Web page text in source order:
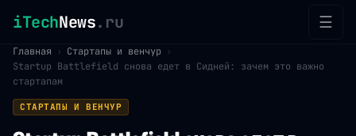
iTechNews.ru ☰
Главная › Стартапы и венчур
›
Startup Battlefield снова едет в Сидней: зачем это важно
стартапам
СТАРТАПЫ И ВЕНЧУР